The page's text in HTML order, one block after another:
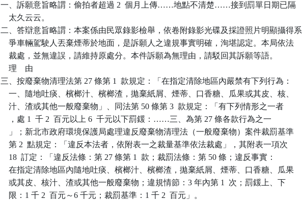
一、訴願意旨略謂：偷拍者超過 2  個月上傳……地點不清楚……接到罰單日期已隔
    太久云云。
二、答辯意旨略謂：本案係由民眾錄影檢舉，依卷附錄影光碟及採證照片明顯攝得系
    爭車輛駕駛人丟棄煙蒂於地面，是訴願人之違規事實明確，洵堪認定。本局依法
    裁處，並無違誤，請維持原處分。本件訴願為無理由，請駁回其訴願等語。
    理    由
三、按廢棄物清理法第 27 條第 1  款規定：「在指定清除地區內嚴禁有下列行為：
    一、隨地吐痰、檳榔汁、檳榔渣，拋棄紙屑、煙蒂、口香糖、瓜果或其皮、核、
    汁、渣或其他一般廢棄物」、同法第 50 條第 3  款規定：「有下列情形之一者
    ，處 1  千 2  百元以上 6  千元以下罰鍰：……三、為第 27 條各款行為之一
    」；新北市政府環境保護局處理違反廢棄物清理法（一般廢棄物）案件裁罰基準
    第 2  點規定：「違反本法者，依附表一之裁量基準依法裁處」，其附表一項次
    18  訂定：「違反法條：第 27 條第 1  款；裁罰法條：第 50 條；違反事實：
    在指定清除地區內隨地吐痰、檳榔汁、檳榔渣，拋棄紙屑、煙蒂、口香糖、瓜果
    或其皮、核汁、渣或其他一般廢棄物；違規情節：3 年內第 1  次；罰鍰上、下
    限：1 千 2  百元～6 千元；裁罰基準：1 千 2  百元」。